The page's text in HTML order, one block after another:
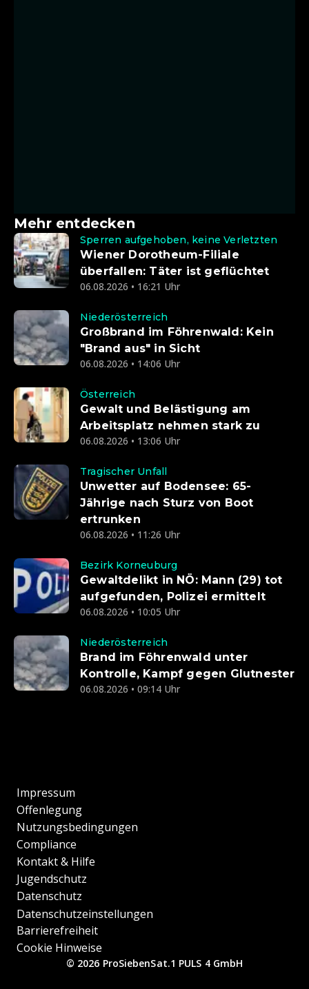
Mehr entdecken
Sperren aufgehoben, keine Verletzten
Wiener Dorotheum-Filiale
überfallen: Täter ist geflüchtet
06.08.2026 • 16:21 Uhr
Niederösterreich
Großbrand im Föhrenwald: Kein
"Brand aus" in Sicht
06.08.2026 • 14:06 Uhr
Österreich
Gewalt und Belästigung am
Arbeitsplatz nehmen stark zu
06.08.2026 • 13:06 Uhr
Tragischer Unfall
Unwetter auf Bodensee: 65-
Jährige nach Sturz von Boot
ertrunken
06.08.2026 • 11:26 Uhr
Bezirk Korneuburg
Gewaltdelikt in NÖ: Mann (29) tot
aufgefunden, Polizei ermittelt
06.08.2026 • 10:05 Uhr
Niederösterreich
Brand im Föhrenwald unter
Kontrolle, Kampf gegen Glutnester
06.08.2026 • 09:14 Uhr
Impressum
Offenlegung
Nutzungsbedingungen
Compliance
Kontakt & Hilfe
Jugendschutz
Datenschutz
Datenschutzeinstellungen
Barrierefreiheit
Cookie Hinweise
© 2026 ProSiebenSat.1 PULS 4 GmbH